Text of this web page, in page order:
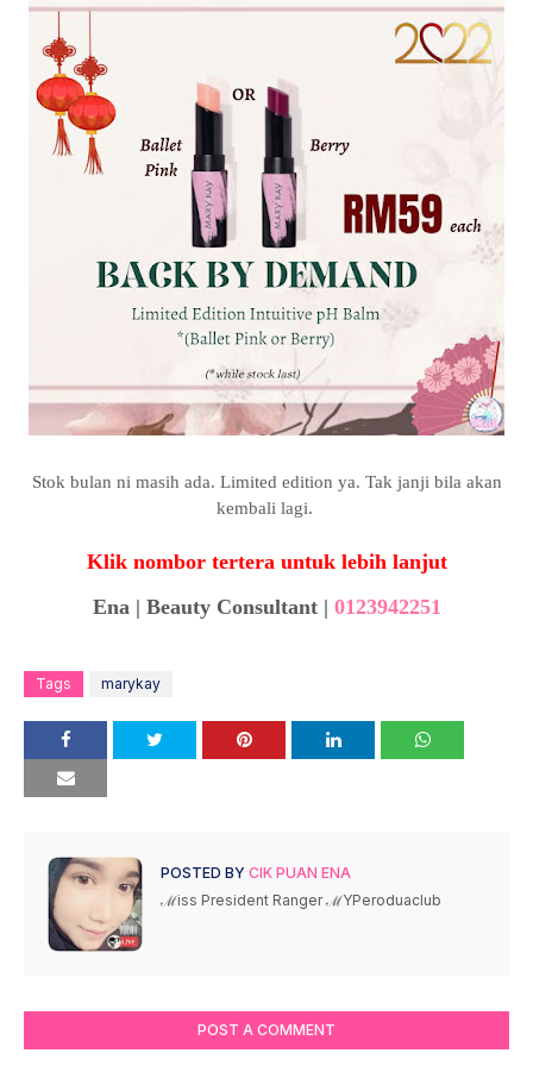
Stok bulan ni masih ada. Limited edition ya. Tak janji bila akan
kembali lagi.
Klik nombor tertera untuk lebih lanjut
Ena | Beauty Consultant | 0123942251
Tags marykay
POSTED BY CIK PUAN ENA
ℳiss President Ranger ℳYPeroduaclub
POST A COMMENT